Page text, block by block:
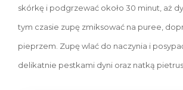
skórkę i podgrzewać około 30 minut, aż
tym czasie zupę zmiksować na puree,
pieprzem. Zupę wlać do naczynia i
delikatnie pestkami dyni oraz natką